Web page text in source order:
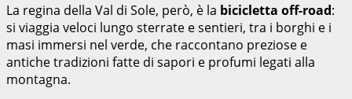
La regina della Val di Sole, però, è la bicicletta off-road:
si viaggia veloci lungo sterrate e sentieri, tra i borghi e i
masi immersi nel verde, che raccontano preziose e
antiche tradizioni fatte di sapori e profumi legati alla
montagna.